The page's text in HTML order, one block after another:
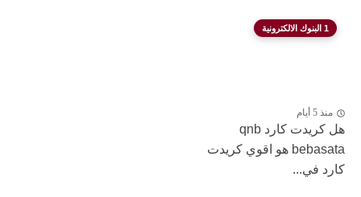
1 البنوك الالكترونية
منذ 5 أيام
هل كريدت كارد qnb
bebasata هو اقوي كريدت
كارد في...